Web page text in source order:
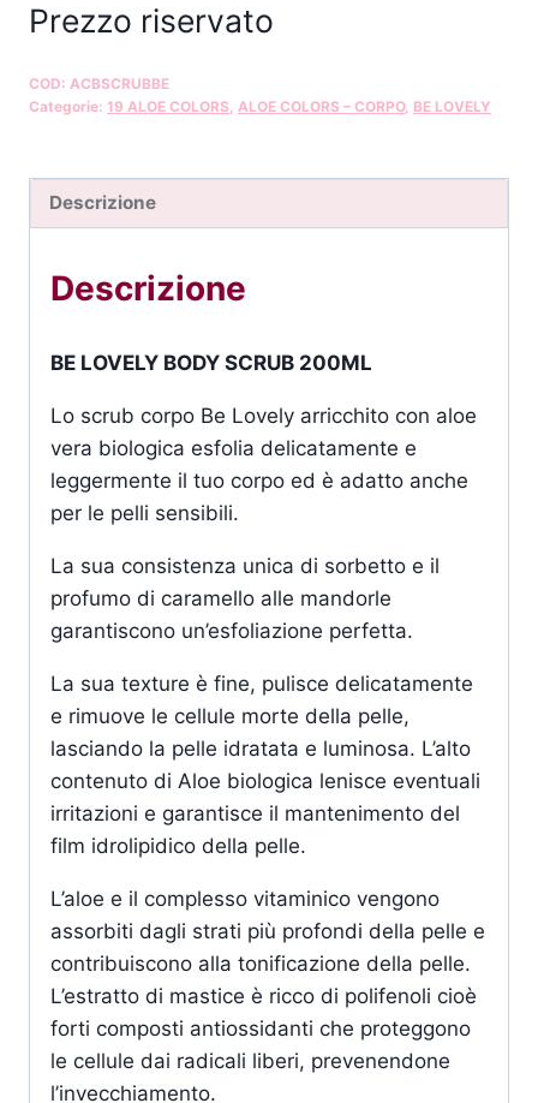
Prezzo riservato
COD: ACBSCRUBBE
Categorie: 19 ALOE COLORS ALOE COLORS – CORPO, BE LOVELY
Descrizione
Descrizione
BE LOVELY BODY SCRUB 200ML
Lo scrub corpo Be Lovely arricchito con aloe
vera biologica esfolia delicatamente e
leggermente il tuo corpo ed è adatto anche
per le pelli sensibili.
La sua consistenza unica di sorbetto e il
profumo di caramello alle mandorle
garantiscono un’esfoliazione perfetta.
La sua texture è fine, pulisce delicatamente
e rimuove le cellule morte della pelle,
lasciando la pelle idratata e luminosa. L’alto
contenuto di Aloe biologica lenisce eventuali
irritazioni e garantisce il mantenimento del
film idrolipidico della pelle.
L’aloe e il complesso vitaminico vengono
assorbiti dagli strati più profondi della pelle e
contribuiscono alla tonificazione della pelle.
L’estratto di mastice è ricco di polifenoli cioè
forti composti antiossidanti che proteggono
le cellule dai radicali liberi, prevenendone
l’invecchiamento.